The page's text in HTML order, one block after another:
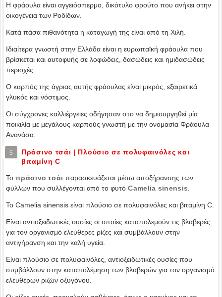
Η φράουλα είναι αγγειόσπερμο, δικότυλο φρούτο που ανήκει στην
οικογένεια των Ροδίδων.
Κατά πάσα πιθανότητα η καταγωγή της είναι από τη Χιλή.
Ιδιαίτερα γνωστή στην Ελλάδα είναι η ευρωπαϊκή φράουλα που
βρίσκεται και αυτοφυής σε λοφώδεις, δασώδεις και ημιδασώδεις
περιοχές.
Ο καρπός της άγριας αυτής φράουλας είναι μικρός, εξαιρετικά
γλυκός και νόστιμος.
Οι σύγχρονες καλλιέργειες οδήγησαν στο να δημιουργηθεί μία
ποικιλία με μεγάλους καρπούς γνωστή με την ονομασία Φράουλα
Ανανάσα.
5
Πράσινο τσάι | Πλούσιο σε πολυφαινόλες και
βιταμίνη C
Το πράσινο τσάι παρασκευάζεται μέσω αποξήρανσης των
φύλλων που συλλέγονται από το φυτό Camelia sinensis
Το Camelia sinensis είναι πλούσιο σε πολυφαινόλες και βιταμίνη C.
Είναι αντιοξειδωτικές ουσίες οι οποίες καταπολεμούν τις βλαβερές
για τον οργανισμό ελεύθερες ρίζες και συμβάλλουν στην
αντιγήρανση και την καλή υγεία.
Είναι πλούσιο σε πολυφαινόλες, αντιοξειδωτικές ουσίες που
συμβάλλουν στην καταπολέμηση των βλαβερών για τον οργανισμό
ελευθέρων ριζών οξυγόνου.